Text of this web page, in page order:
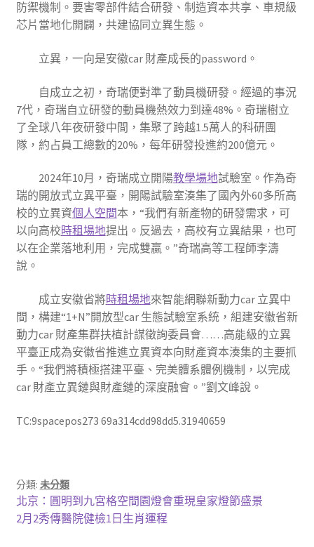
防禦機制。要害零部件結合研發、制造資本共享、車規級
芯片當地化開闢，共建協同立異生態。
立異，一向是安徽car 財產成長的password。
自成立之初，奇瑞便對準了動員機研發。經過的事況
7代，奇瑞自立研發的動員機熱效力到達48%。奇瑞樹立
了全球八年夜研發中間，集聚了跨越1.5萬人的科研團
隊，約占員工總數的20%，每年研發投進約200億元。
2024年10月，奇瑞成立開陽教學場地試驗室。作為奇
瑞的開放式立異平臺，開陽試驗室湊集了國內外60多所高
校的立異資個人空間本，“我們有新產物的研發需求，可
以向高校時租場地提出。反過去，高校有立異結果，也可
以在企業落地利用，完成雙贏。”奇瑞高等工程師李濤
說。
成立安徽省將時租場地來智能網聯新動力car 立異中
間，構建“1+N”開放型car 生態試驗室系統，組建安徽省新
動力car 財產集群扶植計謀徵詢委員會……高能級的立異
平臺正成為安徽省推進立異資本向財產資本湊集的主要抓
手。“我們將積極搭建平臺、完美體系體例機制，以完成
car 財產立異鏈與財產鏈的深度融會。”劉文峰說。
TC:9spacepos273 69a314cdd98dd5.31940659
分類: 未分類
文
章
上
一
北京：圓明到九宮格空間園燈會重現皇家燈節盛景
下
2月2秀傳醫院健檢1日生肖運程